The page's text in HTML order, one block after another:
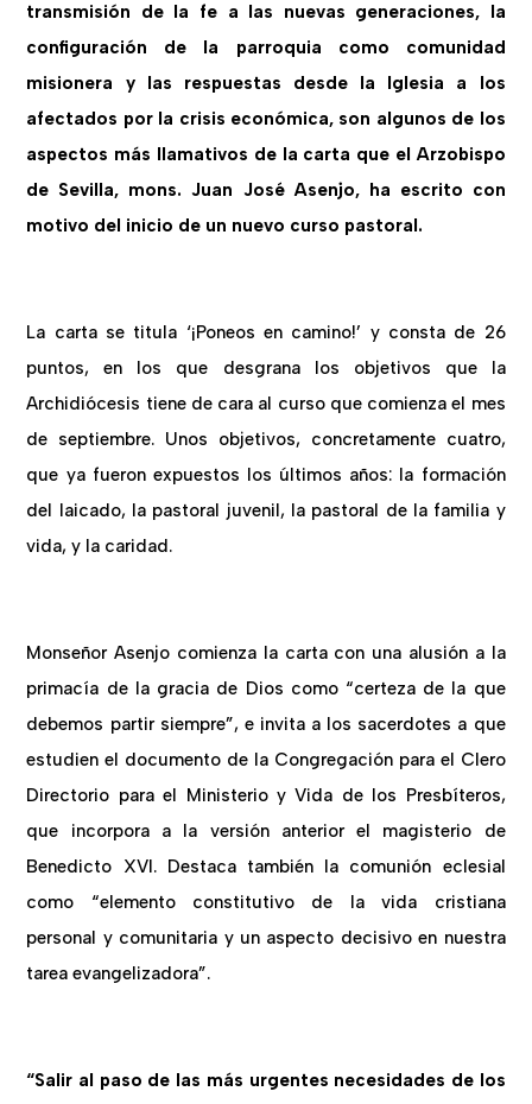
transmisión de la fe a las nuevas generaciones, la
configuración de la parroquia como comunidad
misionera y las respuestas desde la Iglesia a los
afectados por la crisis económica, son algunos de los
aspectos más llamativos de la carta que el Arzobispo
de Sevilla, mons. Juan José Asenjo, ha escrito con
motivo del inicio de un nuevo curso pastoral.
La carta se titula ‘¡Poneos en camino!’ y consta de 26
puntos, en los que desgrana los objetivos que la
Archidiócesis tiene de cara al curso que comienza el mes
de septiembre. Unos objetivos, concretamente cuatro,
que ya fueron expuestos los últimos años: la formación
del laicado, la pastoral juvenil, la pastoral de la familia y
vida, y la caridad.
Monseñor Asenjo comienza la carta con una alusión a la
primacía de la gracia de Dios como “certeza de la que
debemos partir siempre”, e invita a los sacerdotes a que
estudien el documento de la Congregación para el Clero
Directorio para el Ministerio y Vida de los Presbíteros,
que incorpora a la versión anterior el magisterio de
Benedicto XVI. Destaca también la comunión eclesial
como “elemento constitutivo de la vida cristiana
personal y comunitaria y un aspecto decisivo en nuestra
tarea evangelizadora”.
“Salir al paso de las más urgentes necesidades de los